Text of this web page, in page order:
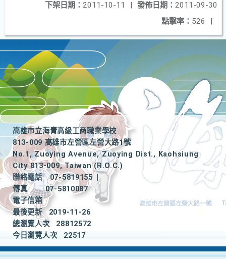
發佈日期： 2011-09-30
下架日期： 2011-10-11
|
點擊率： 526 |
高雄市立海青高級工商職業學校
813-009 高雄市左營區左營大路1號
No.1, Zuoying Avenue, Zuoying Dist., Kaohsiung
City 813-009, Taiwan (R.O.C.)
聯絡電話
07-5819155
|
傳真
07-5810087
電子信箱
最後更新
2019-11-26
總瀏覽人次
28812572
今日瀏覽人次
22517